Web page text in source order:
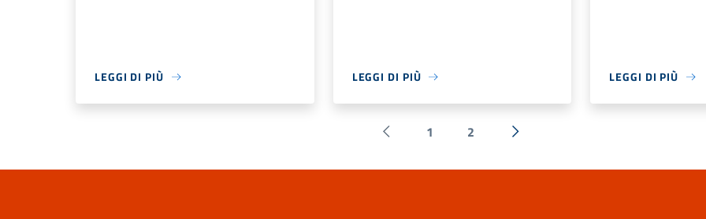
LEGGI DI PIÙ LEGGI DI PIÙ LEGGI DI PIÙ
Pagina precedente
1 2
Successiva »